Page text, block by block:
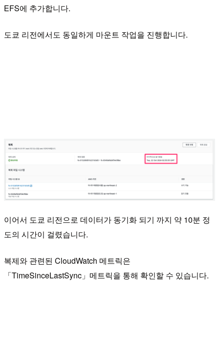
EFS에 추가합니다.
도쿄 리전에서도 동일하게 마운트 작업을 진행합니다.
이어서 도쿄 리전으로 데이터가 동기화 되기 까지 약 10분 정
도의 시간이 걸렸습니다.
복제와 관련된 CloudWatch 메트릭은
「TimeSinceLastSync」메트릭을 통해 확인할 수 있습니다.